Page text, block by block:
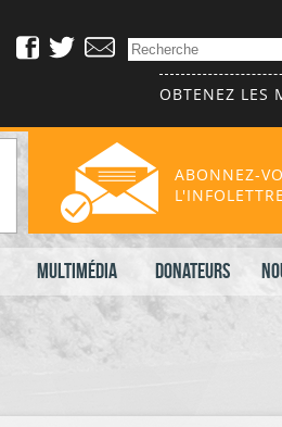
OBTENEZ LES
Multimédia Donateurs
ABONNEZ-
L'INFOLETTRE